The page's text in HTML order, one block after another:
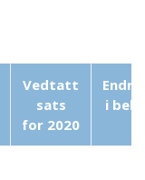
Vedtatt
sats
for 2020
i